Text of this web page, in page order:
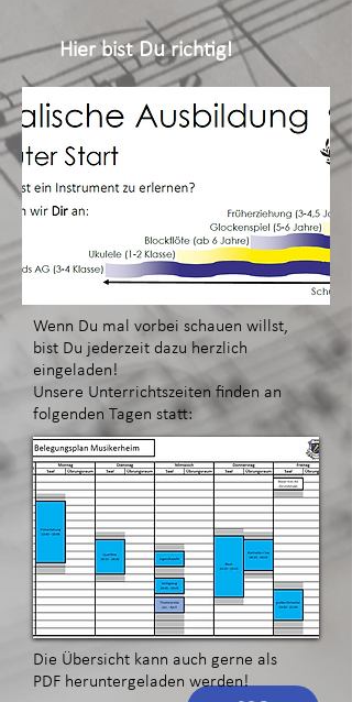
Hier bistDurichtig!
Wenn Du mal vorbei schauen willst,
bist Du jederzeit dazu herzlich
eingeladen!
Unsere Unterrichtszeiten finden an
folgenden Tagen statt:
Die Übersicht kann auch gerne als
PDF heruntergeladen werden!